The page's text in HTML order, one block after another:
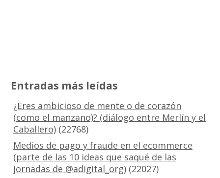
Entradas más leídas
¿Eres ambicioso de mente o de corazón
(como el manzano)? (diálogo entre Merlín y el
Caballero)(22768)
Medios de pago y fraude en el ecommerce
(parte de las 10 ideas que saqué de las
jornadas de @adigital_org)(22027)